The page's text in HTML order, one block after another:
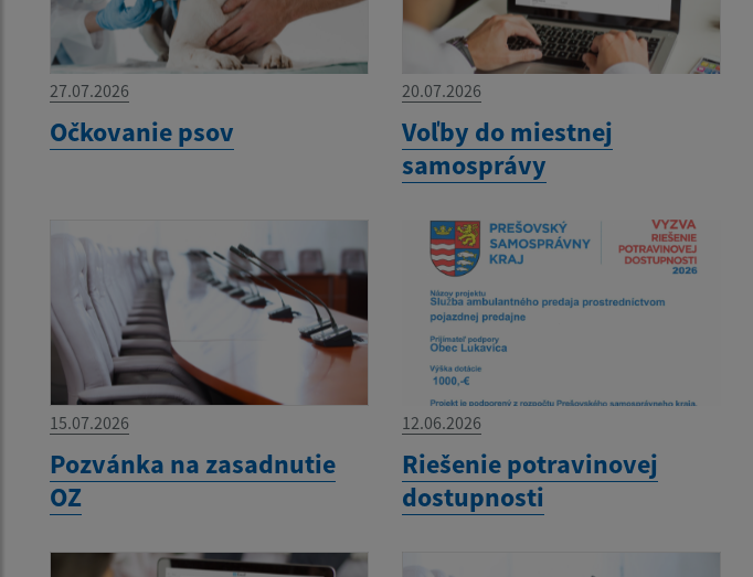
27.07.2026
Očkovanie psov
20.07.2026
Voľby do miestnej
samosprávy
15.07.2026
Pozvánka na zasadnutie
OZ
12.06.2026
Riešenie potravinovej
dostupnosti